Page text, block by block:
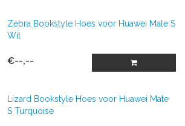
Zebra Bookstyle Hoes voor Huawei Mate S
Wit
€--,--
Lizard Bookstyle Hoes voor Huawei Mate
S Turquoise